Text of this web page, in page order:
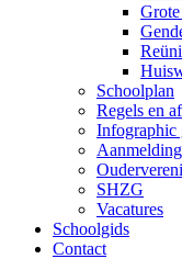
Schoolplan
Regels en
Infographic
SHZG
Vacatures
Schoolgids
Contact